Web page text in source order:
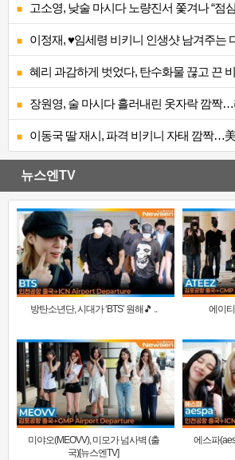
고소영, 낮술 마시다 노량진서 쫓겨나 “점
이정재, ♥임세령 비키니 인생샷 남겨주는
혜리 과감하게 벗었다, 탄수화물 끊고 끈
장원영, 술 마시다 흘러내린 옷자락 깜짝
이동국 딸 재시, 파격 비키니 자태 깜짝…
뉴스엔TV
방탄소년단, 시대가 ‘BTS’ 원해🎵 .. 에이
미야오(MEOVV), 미모가 넘사벽 (출
국)[뉴스엔TV]
에스파